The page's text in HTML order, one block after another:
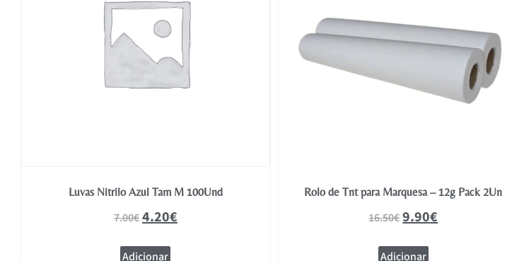
Luvas Nitrilo Azul Tam M 100Und
7.00€4.20€
Adicionar
Rolo de Tnt para Marquesa – 12g Pack 2Un
16.50€9.90€
Adicionar